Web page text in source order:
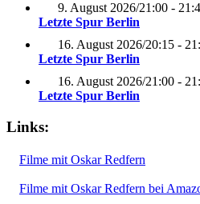
9. August 2026/21:00 -
Letzte Spur Berlin
16. August 2026/20:15 -
Letzte Spur Berlin
16. August 2026/21:00 -
Letzte Spur Berlin
Links:
Filme mit Oskar Redfern
Filme mit Oskar Redfern bei